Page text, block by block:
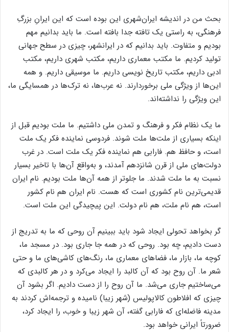
بحث من در اندیشه ایران‌شهری این بوده است که این ایرانِ بزرگِ
فرهنگی، به راستی یک تافته جدا بافته است. ما باید بدانیم مهم
بودیم و متفاوت. باید بدانیم که در ایرانشهر، چیزی در سطح جهانی
تولید کردیم. ما مکتب معماری داریم، مکتب شهری داریم، مکتب
ادبی داریم، مکتب تاریخ نویسی داریم. ما موسیقی داریم. و همه
این‌ها از ویژگی ملی برخوردارند. نه عرب‌ها، نه ترک‌ها در همسایگی ما،
این ویژگی را نداشته‌اند.
ما یک نظام فکر و فرهنگ و تمدن ملی داشتیم. ما ملت بودیم قبل از
اینکه بسیاری از ملت‌ها ملت شوند. فردوسی نماینده فکر یک ملت
است، و حافظ هم. فارابی هم نماینده فکر یک ملت است. در غرب
دولت‌های ملی از قرن شانزدهم آمدند، و به‌واقع آن‌ها با تاخیر بسیار
نسبت به ما ملت شدند. ما جلو‌تر از همه آن‌ها ملت بودیم. نام ایران
قدیمی‌ترین نام کشوری است که هست. نام ایران هم نام کشور
است، هم نام ملت، هم نام دولت. این پیچیدگی این ملت است.
گر بخواهد تحولی ایجاد شود باید ببینیم آن روحی که ما به تدریج از
دست دادیم، چه بود. روحی که در همه جا جاری بود. در مسجد ما،
کوچه ما، بازار ما، فضاهای معماری ما، رنگ‌های کاشی‌های ما و حتی
شعر ما. آن روح بود که آن کالبد را ایجاد می‌کرد و در هر کالبدی که
می‌ساختیم جاری می‌شد. ما آن روح را از دست دادیم. اگر بشود آن
چیزی که افلاطون کالاپولیس (شهر زیبا) نامیده و ترجمه‌اش کردند به
مدینه فاضله‌ای که فارابی گفته، آن شهر زیبا و خوب، را ایجاد کرد،
ضرورتاً ایرانی خواهد بود.